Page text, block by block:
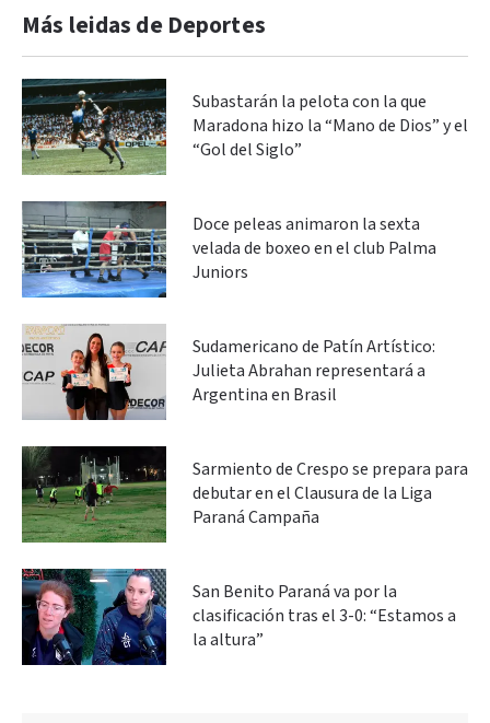
Más leidas de Deportes
Subastarán la pelota con la que
Maradona hizo la “Mano de Dios” y el
“Gol del Siglo”
Doce peleas animaron la sexta
velada de boxeo en el club Palma
Juniors
Sudamericano de Patín Artístico:
Julieta Abrahan representará a
Argentina en Brasil
Sarmiento de Crespo se prepara para
debutar en el Clausura de la Liga
Paraná Campaña
San Benito Paraná va por la
clasificación tras el 3-0: “Estamos a
la altura”